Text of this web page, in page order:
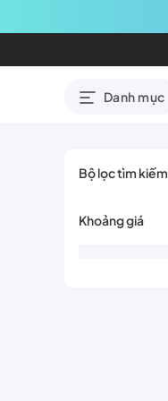
Danh mục
Bộ lọc tìm kiếm
Khoảng giá